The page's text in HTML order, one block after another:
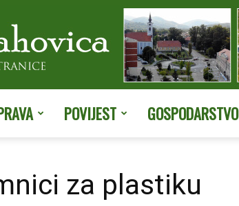
POVIJEST GOSPODARSTVO
za plastiku